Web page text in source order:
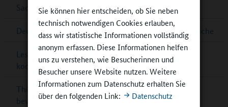
Sie können hier entscheiden, ob Sie neben
technisch notwendigen Cookies erlauben,
dass wir statistische Informationen vollständig
anonym erfassen. Diese Informationen helfen
uns zu verstehen, wie Besucherinnen und
Besucher unsere Website nutzen. Weitere
Informationen zum Datenschutz erhalten Sie
über den folgenden Link:
Datenschutz
Sachsen-Anhalt: Außerschulische Lernorte
Deutsche Sportjugend: Online-Umfrage für Jugendliche
Lesetipp: Raum- und Flächengestaltung im
kooperativen Ganztag
Thüringen: Preis für Schulbibliotheken – jetzt noch
bewerben!